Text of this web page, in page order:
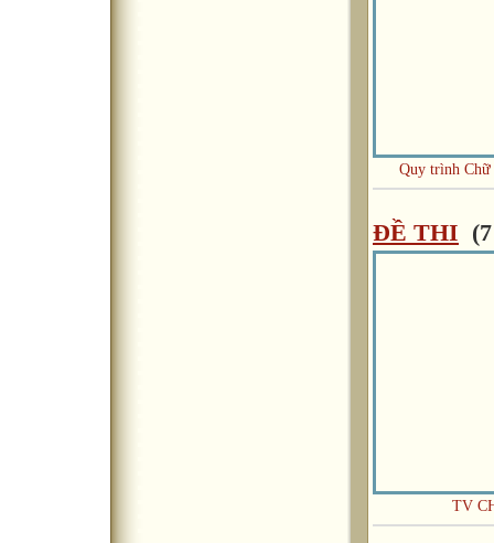
Quy trình Chữ
ĐỀ THI
TV